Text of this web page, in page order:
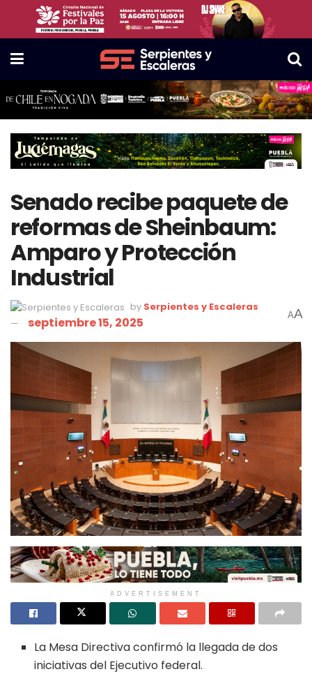
Senado recibe paquete de
reformas de Sheinbaum:
Amparo y Protección
Industrial
by Serpientes y Escaleras
septiembre 15, 2025 AA
ADVERTISEMENT
La Mesa Directiva confirmó la llegada de dos
iniciativas del Ejecutivo federal.